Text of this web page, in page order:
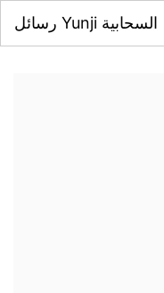
رسائل Yunji السحابية